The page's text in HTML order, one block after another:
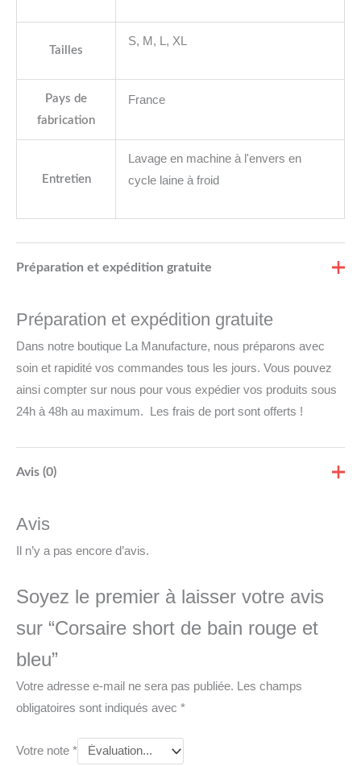
Tailles
S, M, L, XL
Pays de
fabrication
France
Entretien
Lavage en machine à l'envers en
cycle laine à froid
Préparation et expédition gratuite
Préparation et expédition gratuite
Dans notre boutique La Manufacture, nous préparons avec
soin et rapidité vos commandes tous les jours. Vous pouvez
ainsi compter sur nous pour vous expédier vos produits sous
24h à 48h au maximum. Les frais de port sont offerts !
Avis (0)
Avis
Il n’y a pas encore d’avis.
Soyez le premier à laisser votre avis
sur “Corsaire short de bain rouge et
bleu”
Votre adresse e-mail ne sera pas publiée. Les champs
obligatoires sont indiqués avec *
Votre note *